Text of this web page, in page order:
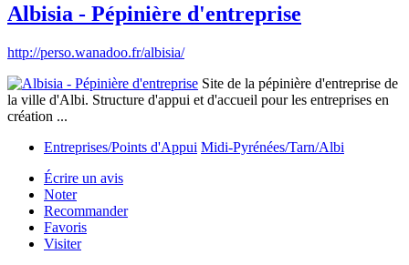
Albisia - Pépinière d'entreprise
http://perso.wanadoo.fr/albisia/
Site de la pépinière d'entreprise de
la ville d'Albi. Structure d'appui et d'accueil pour les entreprises en
création ...
Entreprises/Points d'Appui Midi-Pyrénées/Tarn/Albi
Écrire un avis
Noter
Recommander
Favoris
Visiter